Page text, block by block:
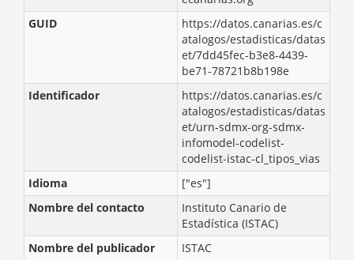
GUID
https://datos.canarias.es/c
atalogos/estadisticas/datas
et/7dd45fec-b3e8-4439-
be71-78721b8b198e
Identificador
https://datos.canarias.es/c
atalogos/estadisticas/datas
et/urn-sdmx-org-sdmx-
infomodel-codelist-
codelist-istac-cl_tipos_vias
Idioma
["es"]
Nombre del contacto
Instituto Canario de
Estadística (ISTAC)
Nombre del publicador
ISTAC